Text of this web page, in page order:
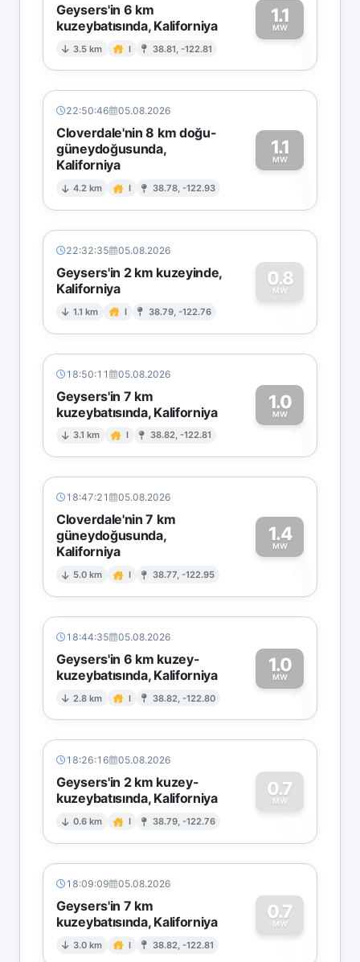
Geysers'in 6 km
kuzeybatısında, Kaliforniya
3.5 km I 38.81, -122.81
1.1
MW1
22:50:46 05.08.2026
Cloverdale'nin 8 km doğu-
güneydoğusunda,
Kaliforniya
4.2 km I 38.78, -122.93
1.1
MW
1
22:32:35 05.08.2026
Geysers'in 2 km kuzeyinde,
Kaliforniya
1.1 km I 38.79, -122.76
0.8
MW
0
18:50:11 05.08.2026
Geysers'in 7 km
kuzeybatısında, Kaliforniya
3.1 km I 38.82, -122.81
1.0
MW1
18:47:21 05.08.2026
Cloverdale'nin 7 km
güneydoğusunda,
Kaliforniya
5.0 km I 38.77, -122.95
1.4
MW
1
18:44:35 05.08.2026
Geysers'in 6 km kuzey-
kuzeybatısında, Kaliforniya
2.8 km I 38.82, -122.80
1.0
MW1
18:26:16 05.08.2026
Geysers'in 2 km kuzey-
kuzeybatısında, Kaliforniya
0.6 km I 38.79, -122.76
0.7
MW
0
18:09:09 05.08.2026
Geysers'in 7 km
kuzeybatısında, Kaliforniya
3.0 km I 38.82, -122.81
0.7
MW